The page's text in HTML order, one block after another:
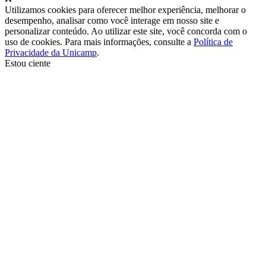
Utilizamos cookies para oferecer melhor experiência, melhorar o
desempenho, analisar como você interage em nosso site e
personalizar conteúdo. Ao utilizar este site, você concorda com o
uso de cookies. Para mais informações, consulte a Política de
Privacidade da Unicamp.
Estou ciente